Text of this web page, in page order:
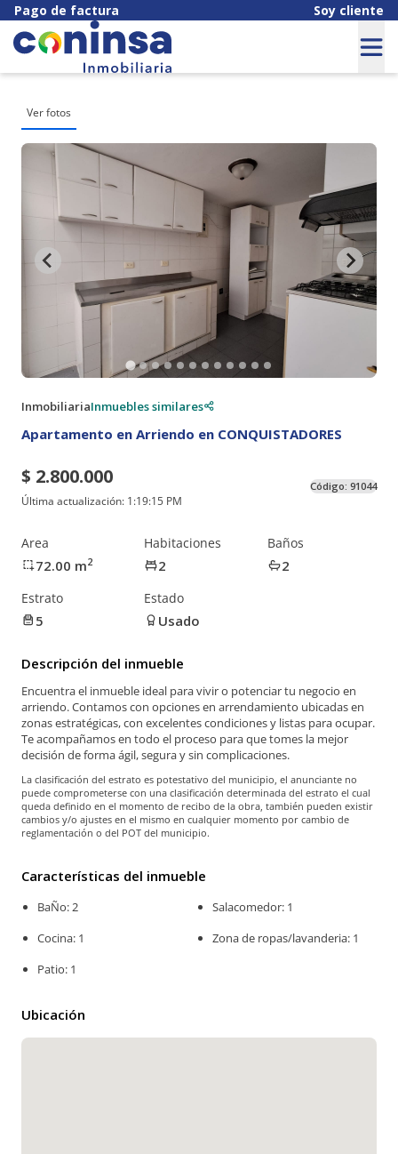
Pago de factura Soy cliente
Ver fotos
InmobiliariaInmuebles similares
Apartamento en Arriendo en CONQUISTADORES
$ 2.800.000
Última actualización: 1:19:15 PM
Código: 91044
Area
72.00 m2
Habitaciones
2
Baños
2
Estrato
5
Estado
Usado
Descripción del inmueble
Encuentra el inmueble ideal para vivir o potenciar tu negocio en
arriendo. Contamos con opciones en arrendamiento ubicadas en
zonas estratégicas, con excelentes condiciones y listas para ocupar.
Te acompañamos en todo el proceso para que tomes la mejor
decisión de forma ágil, segura y sin complicaciones.
La clasificación del estrato es potestativo del municipio, el anunciante no
puede comprometerse con una clasificación determinada del estrato el cual
queda definido en el momento de recibo de la obra, también pueden existir
cambios y/o ajustes en el mismo en cualquier momento por cambio de
reglamentación o del POT del municipio.
Características del inmueble
BaÑo: 2
Cocina: 1
Patio: 1
Salacomedor: 1
Zona de ropas/lavanderia: 1
Ubicación